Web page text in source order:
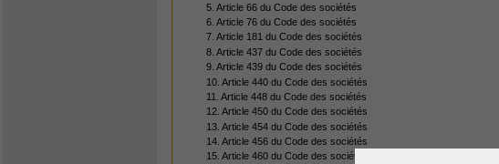
5. Article 66 du Code des sociétés
6. Article 76 du Code des sociétés
7. Article 181 du Code des sociétés
8. Article 437 du Code des sociétés
9. Article 439 du Code des sociétés
10. Article 440 du Code des sociétés
11. Article 448 du Code des sociétés
12. Article 450 du Code des sociétés
13. Article 454 du Code des sociétés
14. Article 456 du Code des sociétés
15. Article 460 du Code des sociétés